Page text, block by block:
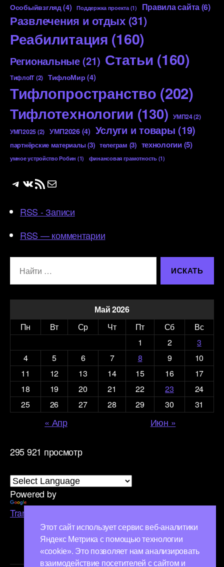
Особыйвзгляд(4) Поддержка проекта(1) Правила сайта(6)
Развлечения и отдых(31)
Реабилитация (160)
Региональные(21) Статьи (160)
ТифлоIT(2) ТифлоМир (4)
Тифлопространство (202)
Тифлотехнологии (130) УМП24(2)
УМП2025(2) УМП2026(4) Услуги и товары (19)
партнёрские материалы(3) телеграм (3) технологии(5)
умное устройство Робин (1) финансовая грамотность(1)
Telegram
ВКонтакте
RSS-лентаПочта
RSS - Записи
RSS — комментарии
Май 2026
Пн
Вт Ср Чт Пт Сб
Вс
1
2
3
4
5 6 7 8 9
10
11
12 13 14 15 16
17
18
19 20 21 22 23
24
25
26 27 28 29 30 31
« Апр Июн »
295 921 просмотр
Powered by
Translate
Этот сайт использует сервис веб-аналитики
Яндекс Метрика с помощью технологии
«cookie». Это позволяет нам анализировать
взаимодействие посетителей с сайтом и